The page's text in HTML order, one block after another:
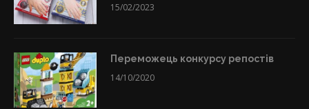
15/02/2023
Переможець конкурсу репостів
14/10/2020